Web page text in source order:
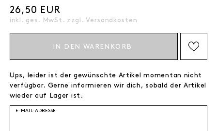
26,50 EUR
inkl. ges. MwSt. zzgl.Versandkosten
IN DEN WARENKORB
Ups, leider ist der gewünschte Artikel momentan nicht
verfügbar. Gerne informieren wir dich, sobald der Artikel
wieder auf Lager ist.
E-MAIL-ADRESSE